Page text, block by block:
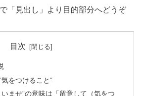
「見出し」より目的部分へどうぞ
目次
をつけること”
ませ”の意味は「留意して（気をつ